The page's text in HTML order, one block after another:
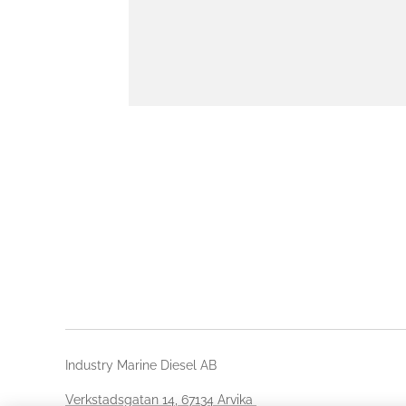
Industry Marine Diesel AB
Verkstadsgatan 14, 67134 Arvika